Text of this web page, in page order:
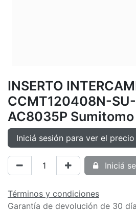
INSERTO
CCMT120408N-
AC8035P Sumitomo
Iniciá sesión para ver el precio
Iniciá
Términos y condiciones
Garantía de devolución de 30